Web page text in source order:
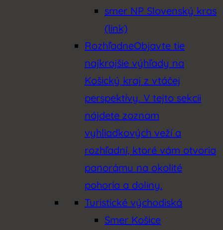
smer NP Slovenský kras
(link)
RozhľadneObjavte tie
najkrajšie výhľady na
Košický kraj z vtáčej
perspektívy. V tejto sekcii
nájdete zoznam
vyhliadkových veží a
rozhľadní, ktoré vám otvoria
panorámu na okolité
pohoria a doliny.
Turistické východiská
Smer Košice